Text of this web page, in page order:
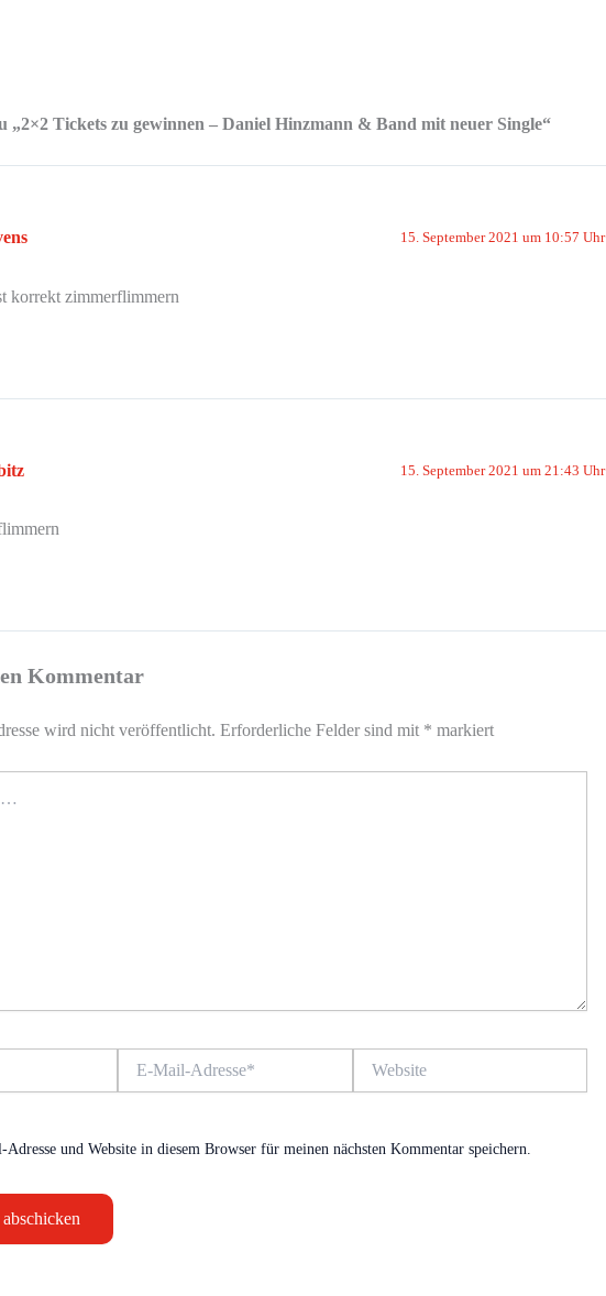
„2×2 Tickets zu gewinnen – Daniel Hinzmann & Band mit neuer Single“
15. September 2021 um 10:57 Uhr
korrekt zimmerflimmern
15. September 2021 um 21:43 Uhr
Kommentar
wird nicht veröffentlicht. Erforderliche Felder sind mit * markiert
Mail-
und Website in diesem Browser für meinen nächsten Kommentar speichern.